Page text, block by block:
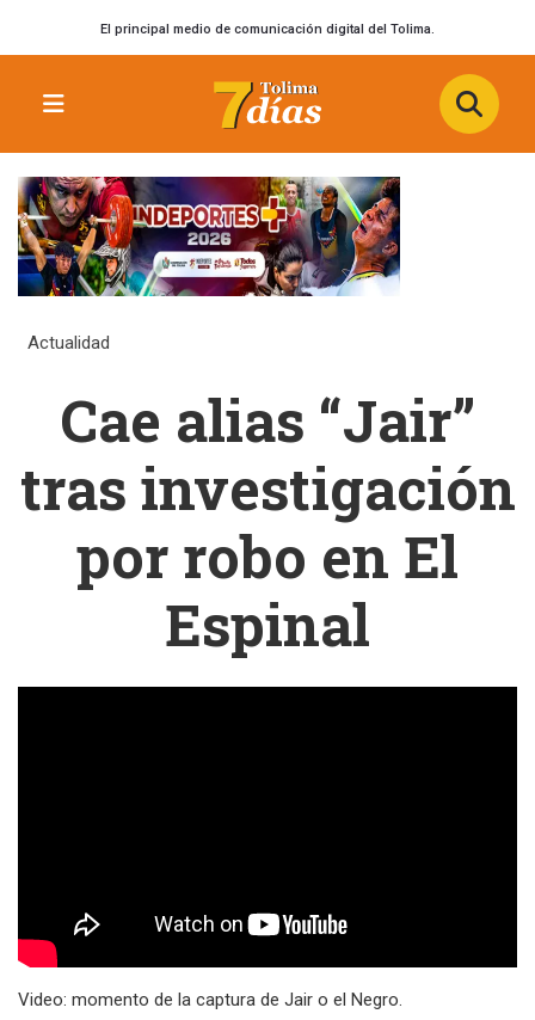
El principal medio de comunicación digital del Tolima.
Actualidad
Cae alias “Jair”
tras investigación
por robo en El
Espinal
Video: momento de la captura de Jair o el Negro.